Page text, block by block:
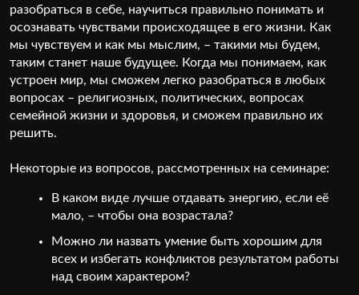
разобраться в себе, научиться правильно понимать и
осознавать чувствами происходящее в его жизни. Как
мы чувствуем и как мы мыслим, – такими мы будем,
таким станет наше будущее. Когда мы понимаем, как
устроен мир, мы сможем легко разобраться в любых
вопросах – религиозных, политических, вопросах
семейной жизни и здоровья, и сможем правильно их
решить.
Некоторые из вопросов, рассмотренных на семинаре:
В каком виде лучше отдавать энергию, если её
мало, – чтобы она возрастала?
Можно ли назвать умение быть хорошим для
всех и избегать конфликтов результатом работы
над своим характером?